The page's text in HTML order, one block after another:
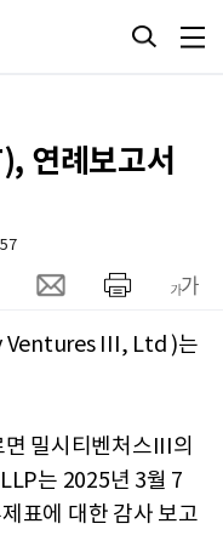
연례보고서
Ventures III, Ltd )는
밀시티벤처스III의
는 2025년 3월 7
표에 대한 감사 보고